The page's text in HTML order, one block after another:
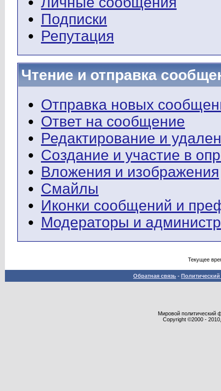
Подписки
Репутация
Чтение и отправка
Отправка новых
Ответ на сообщение
Редактирование и
Создание и участие в
Вложения и изображения
Смайлы
Иконки сообщений и
Модераторы и
Текущее
Обратная связь -
Мировой политический
Copyright ©2000 -